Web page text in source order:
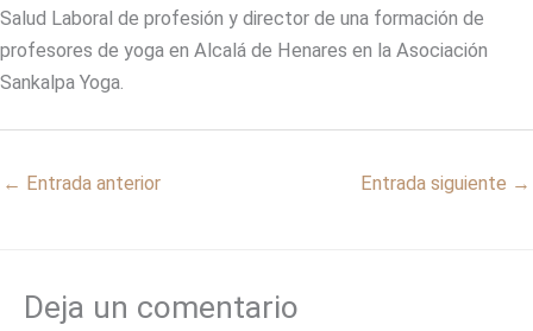
Salud Laboral de profesión y director de una formación de
profesores de yoga en Alcalá de Henares en la Asociación
Sankalpa Yoga.
← Entrada anterior Entrada siguiente →
Deja un comentario